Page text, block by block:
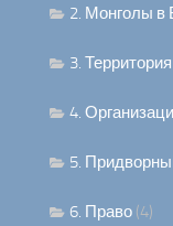
2. Монголы в
3.
4.
5.
6. Право (4)